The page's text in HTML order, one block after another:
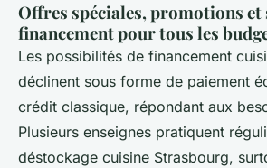
Offres spéciales, promotions
financement pour tous les
Les possibilités de financement
déclinent sous forme de paiement
crédit classique, répondant aux
Plusieurs enseignes pratiquent
déstockage cuisine Strasbourg,